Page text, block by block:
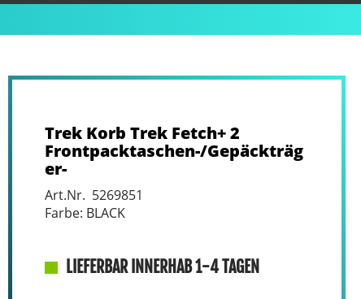
Trek Korb Trek Fetch+ 2
Frontpacktaschen-/Gepäckträg
er-
Art.Nr. 5269851
Farbe: BLACK
LIEFERBAR INNERHAB 1-4 TAGEN